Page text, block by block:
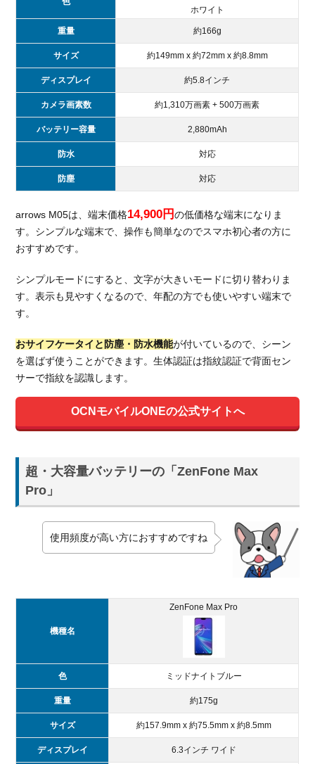
3.1.
月額
プラ
料金
3.2.
かけ
放題
オプ
ショ
ンの
容量
追加
ショ
ン
OCN
モバ
イル
ONE
のス
の初
4.1.
スマ
ホ端
末と
SIM
カー
トで
する
4.2.
SIM
カー
み購
入す
る場
ホワイト
重量 約166g
サイズ 約149mm x 約72mm x 約8.8mm
ディスプレイ 約5.8インチ
カメラ画素数 約1,310万画素 + 500万画素
バッテリー容量 2,880mAh
防水 対応
防塵 対応
arrows M05は、端末価格14,900円の低価格な端末になりま
す。シンプルな端末で、操作も簡単なのでスマホ初心者の方に
おすすめです。
シンプルモードにすると、文字が大きいモードに切り替わりま
す。表示も見やすくなるので、年配の方でも使いやすい端末で
す。
おサイフケータイと防塵・防水機能が付いているので、シーン
を選ばず使うことができます。生体認証は指紋認証で背面セン
サーで指紋を認識します。
OCNモバイルONEの公式サイトへ
超・大容量バッテリーの「ZenFone Max
Pro」
使用頻度が高い方におすすめですね
機種名
ZenFone Max Pro
色 ミッドナイトブルー
重量 約175g
サイズ 約157.9mm x 約75.5mm x 約8.5mm
ディスプレイ 6.3インチ ワイド